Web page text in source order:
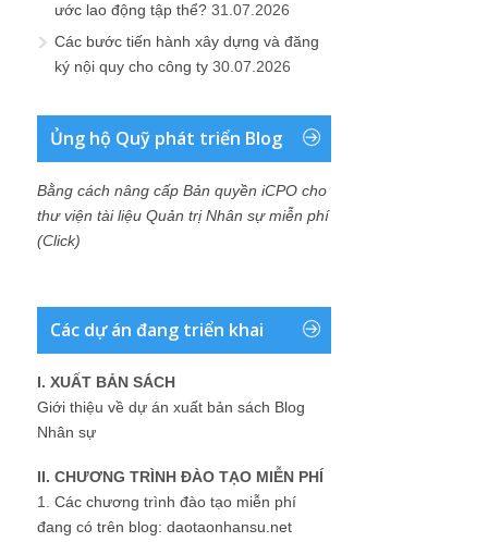
ước lao động tập thể? 31.07.2026
Các bước tiến hành xây dựng và đăng
ký nội quy cho công ty 30.07.2026
Ủng hộ Quỹ phát triển Blog
Bằng cách nâng cấp Bản quyền iCPO cho
thư viện tài liệu Quản trị Nhân sự miễn phí
(Click)
Các dự án đang triển khai
I. XUẤT BẢN SÁCH
Giới thiệu về dự án xuất bản sách Blog
Nhân sự
II. CHƯƠNG TRÌNH ĐÀO TẠO MIỄN PHÍ
1. Các chương trình đào tạo miễn phí
đang có trên blog: daotaonhansu.net